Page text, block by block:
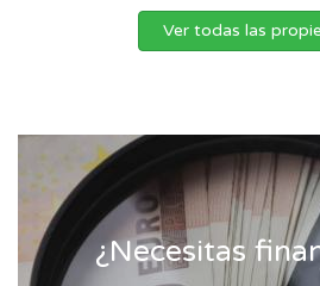
Ver todas las
¿Necesitas